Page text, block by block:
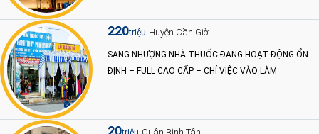
220triệu Huyện Cần Giờ
SANG NHƯỢNG NHÀ THUỐC ĐANG HOẠT ĐỘNG ỔN
ĐỊNH – FULL CAO CẤP – CHỈ VIỆC VÀO LÀM
20